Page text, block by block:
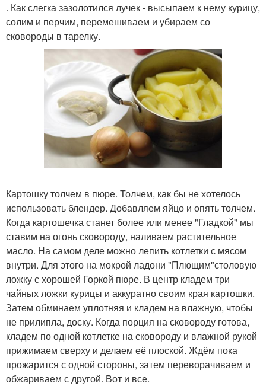
. Как слегка зазолотился лучек - высыпаем к нему курицу,
солим и перчим, перемешиваем и убираем со
сковороды в тарелку.
Картошку толчем в пюре. Толчем, как бы не хотелось
использовать блендер. Добавляем яйцо и опять толчем.
Когда картошечка станет более или менее "Гладкой" мы
ставим на огонь сковороду, наливаем растительное
масло. На самом деле можно лепить котлетки с мясом
внутри. Для этого на мокрой ладони "Плющим"столовую
ложку с хорошей Горкой пюре. В центр кладем три
чайных ложки курицы и аккуратно своим края картошки.
Затем обминаем уплотняя и кладем на влажную, чтобы
не прилипла, доску. Когда порция на сковороду готова,
кладем по одной котлетке на сковороду и влажной рукой
прижимаем сверху и делаем её плоской. Ждём пока
прожарится с одной стороны, затем переворачиваем и
обжариваем с другой. Вот и все.